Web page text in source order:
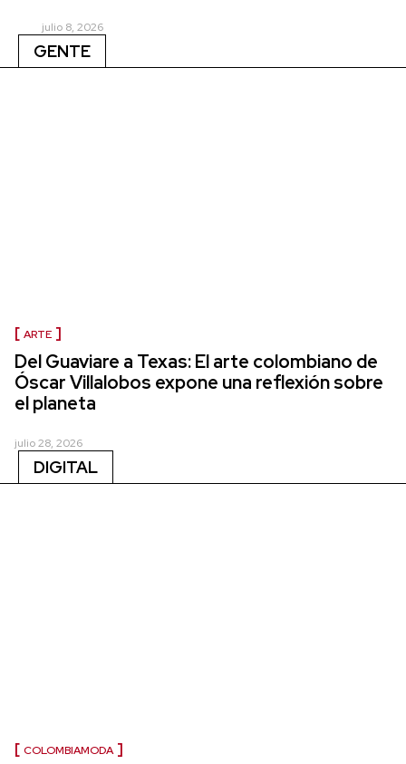
julio 8, 2026
GENTE
ARTE
Del Guaviare a Texas: El arte colombiano de
Óscar Villalobos expone una reflexión sobre
el planeta
julio 28, 2026
DIGITAL
COLOMBIAMODA